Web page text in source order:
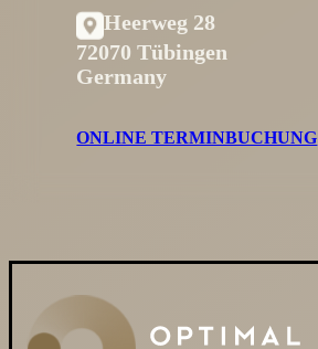
Heerweg 28
72070 Tübingen
Germany
ONLINE TERMINBUCHUNG